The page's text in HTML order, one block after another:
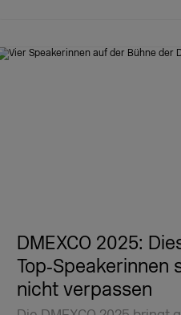
DMEXCO 2025:
Top‑Speakerinnen
nicht verpassen